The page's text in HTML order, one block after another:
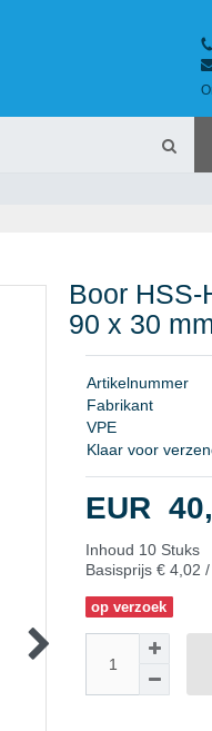
Boor
90 x 30
Artikelnummer
Fabrikant
VPE
Klaar voor
EUR
Inhoud 10 Stuks
Basisprijs € 4,02
op verzoek